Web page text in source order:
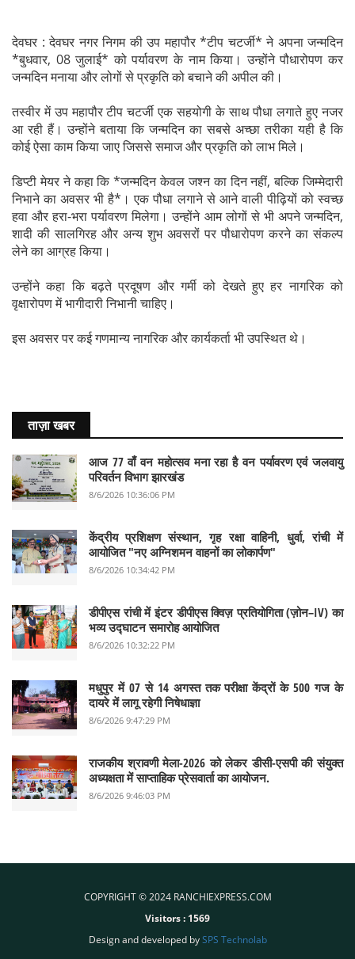
देवघर : देवघर नगर निगम की उप महापौर *टीप चटर्जी* ने अपना जन्मदिन
*बुधवार, 08 जुलाई* को पर्यावरण के नाम किया। उन्होंने पौधारोपण कर
जन्मदिन मनाया और लोगों से प्रकृति को बचाने की अपील की।
तस्वीर में उप महापौर टीप चटर्जी एक सहयोगी के साथ पौधा लगाते हुए नजर
आ रही हैं। उन्होंने बताया कि जन्मदिन का सबसे अच्छा तरीका यही है कि
कोई ऐसा काम किया जाए जिससे समाज और प्रकृति को लाभ मिले।
डिप्टी मेयर ने कहा कि *जन्मदिन केवल जश्न का दिन नहीं, बल्कि जिम्मेदारी
निभाने का अवसर भी है*। एक पौधा लगाने से आने वाली पीढ़ियों को स्वच्छ
हवा और हरा-भरा पर्यावरण मिलेगा। उन्होंने आम लोगों से भी अपने जन्मदिन,
शादी की सालगिरह और अन्य शुभ अवसरों पर पौधारोपण करने का संकल्प
लेने का आग्रह किया।
उन्होंने कहा कि बढ़ते प्रदूषण और गर्मी को देखते हुए हर नागरिक को
वृक्षारोपण में भागीदारी निभानी चाहिए।
इस अवसर पर कई गणमान्य नागरिक और कार्यकर्ता भी उपस्थित थे।
ताज़ा खबर
आज 77 वाँ वन महोत्सव मना रहा है वन पर्यावरण एवं जलवायु
परिवर्तन विभाग झारखंड
8/6/2026 10:36:06 PM
केंद्रीय प्रशिक्षण संस्थान, गृह रक्षा वाहिनी, धुर्वा, रांची में
आयोजित "नए अग्निशमन वाहनों का लोकार्पण"
8/6/2026 10:34:42 PM
डीपीएस रांची में इंटर डीपीएस क्विज़ प्रतियोगिता (ज़ोन–IV) का
भव्य उद्घाटन समारोह आयोजित
8/6/2026 10:32:22 PM
मधुपुर में 07 से 14 अगस्त तक परीक्षा केंद्रों के 500 गज के
दायरे में लागू रहेगी निषेधाज्ञा
8/6/2026 9:47:29 PM
राजकीय श्रावणी मेला-2026 को लेकर डीसी-एसपी की संयुक्त
अध्यक्षता में साप्ताहिक प्रेसवार्ता का आयोजन.
8/6/2026 9:46:03 PM
COPYRIGHT © 2024 RANCHIEXPRESS.COM
Visitors : 1569
Design and developed bySPS Technolab